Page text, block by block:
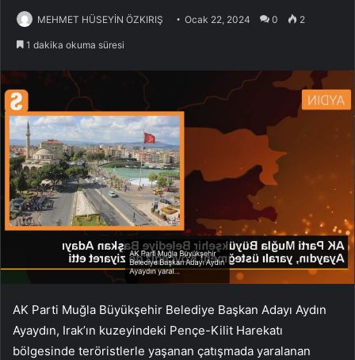
MEHMET HÜSEYİN ÖZKIRIŞ Ocak 22, 2024 0 2
1 dakika okuma süresi
AK Parti Muğla Büyükşehir Belediye Başkan Adayı Aydın
Ayaydın, Irak’ın kuzeyindeki Pençe-Kilit Harekatı
bölgesinde teröristlerle yaşanan çatışmada yaralanan